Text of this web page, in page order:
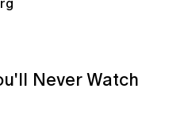
Never Watch